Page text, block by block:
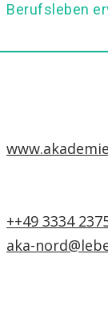
Berufsleben
++49 3334
aka-